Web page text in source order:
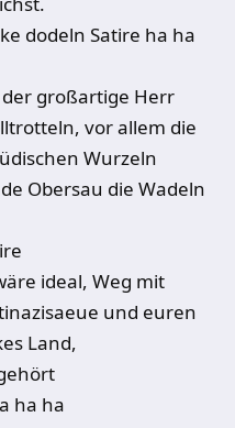
dodeln Satire ha ha
großartige Herr
vor allem die
Wurzeln
Obersau die Wadeln
ideal, Weg mit
und euren
Land,
ha ha